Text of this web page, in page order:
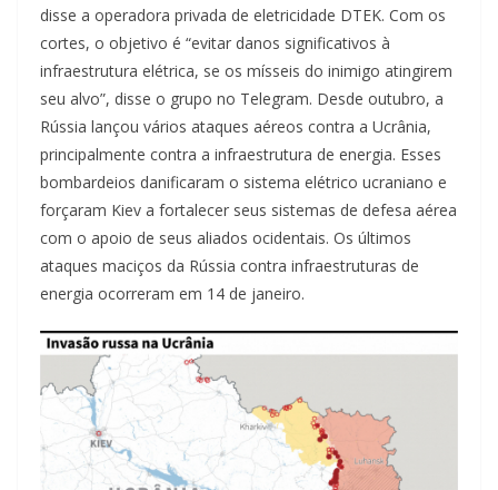
disse a operadora privada de eletricidade DTEK. Com os
cortes, o objetivo é “evitar danos significativos à
infraestrutura elétrica, se os mísseis do inimigo atingirem
seu alvo”, disse o grupo no Telegram. Desde outubro, a
Rússia lançou vários ataques aéreos contra a Ucrânia,
principalmente contra a infraestrutura de energia. Esses
bombardeios danificaram o sistema elétrico ucraniano e
forçaram Kiev a fortalecer seus sistemas de defesa aérea
com o apoio de seus aliados ocidentais. Os últimos
ataques maciços da Rússia contra infraestruturas de
energia ocorreram em 14 de janeiro.